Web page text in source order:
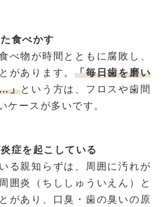
食べかす
べ物が時間とともに腐敗し、
があります。 「毎日歯を磨い
…」という方は、フロスや歯間
ケースが多いです。
症を起こしている
る親知らずは、周囲に汚れが
囲炎（ちししゅういえん）と
があり、口臭・歯の臭いの原